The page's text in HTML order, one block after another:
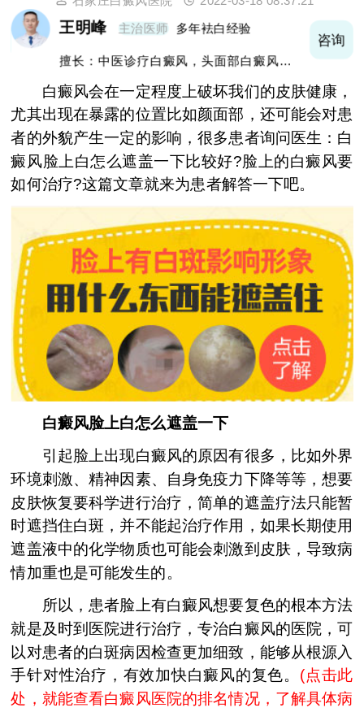
王明峰 主治医师 多年袪白经验
擅长：中医诊疗白癜风，头面部白癜风，青
咨询
白癜风会在一定程度上破坏我们的皮肤健康，
尤其出现在暴露的位置比如颜面部，还可能会对患
者的外貌产生一定的影响，很多患者询问医生：白
癜风脸上白怎么遮盖一下比较好?脸上的白癜风要
如何治疗?这篇文章就来为患者解答一下吧。
白癜风脸上白怎么遮盖一下
引起脸上出现白癜风的原因有很多，比如外界
环境刺激、精神因素、自身免疫力下降等等，想要
皮肤恢复要科学进行治疗，简单的遮盖疗法只能暂
时遮挡住白斑，并不能起治疗作用，如果长期使用
遮盖液中的化学物质也可能会刺激到皮肤，导致病
情加重也是可能发生的。
所以，患者脸上有白癜风想要复色的根本方法
就是及时到医院进行治疗，专治白癜风的医院，可
以对患者的白斑病因检查更加细致，能够从根源入
手针对性治疗，有效加快白癜风的复色。 (点击此
处，就能查看白癜风医院的排名情况，了解具体病